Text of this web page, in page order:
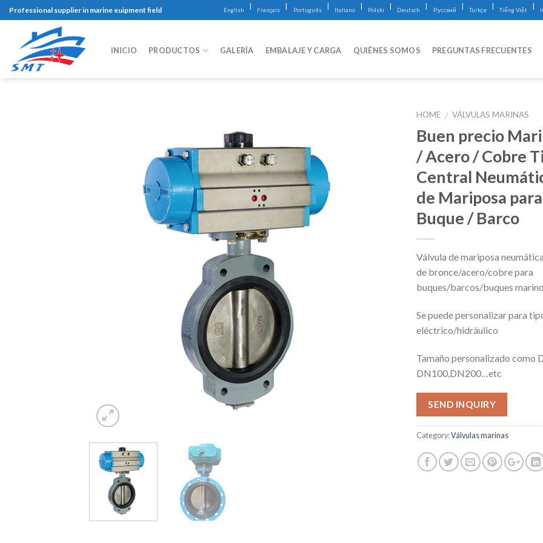
Skip
to
content
Professional supplier in marine euipment field English | Français | Português | Italiano | Polski | Deutsch | Русский | Türkçe | Tiếng Việt |
INICIO PRODUCTOS GALERÍA EMBALAJE Y CARGA QUIÉNES SOMOS PREGUNTAS FRECUENTES
HOME / VÁLVULAS MARINAS
Buen precio
/ Acero / Cobre
Central
de Mariposa
Buque / Barco
Válvula de mariposa
de bronce/acero/cobre para
buques/barcos/buques
Se puede personalizar para
eléctrico/hidráulico
Tamaño personalizado como
DN100,DN200…etc
SEND INQUIRY
Category:Válvulas marinas